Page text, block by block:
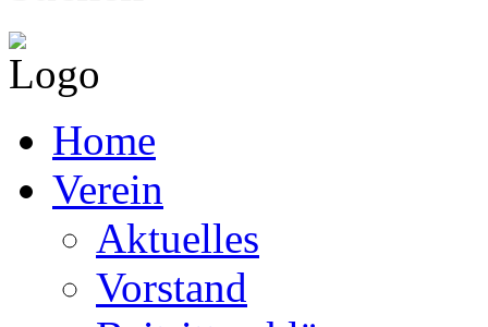
Home
Verein
Aktuelles
Vorstand